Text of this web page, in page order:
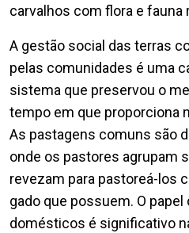
carvalhos com flora e fauna
A gestão social das terras
pelas comunidades é uma
sistema que preservou o
tempo em que proporciona
As pastagens comuns são
onde os pastores agrupam
revezam para pastoreá-los
gado que possuem. O papel
domésticos é significativo